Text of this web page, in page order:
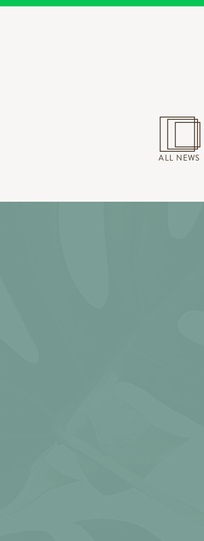
ALL NEWS